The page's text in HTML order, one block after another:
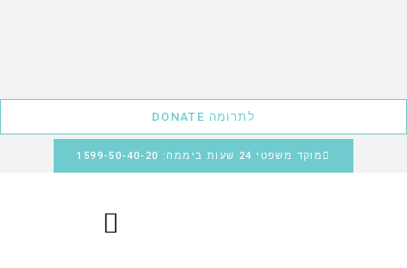
לתרומה DONATE
מוקד משפטי 24 שעות ביממה: 1599-50-40-20